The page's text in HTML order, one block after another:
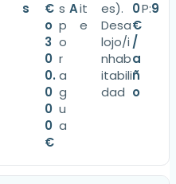
s
€
o
3
0
0.
0
0
0
€
s
p
o
r
a
g
u
a
Ait
e
es).
Desa
lojo/i
nhab
itabili
dad
0
€
/
a
ñ
o
P:9